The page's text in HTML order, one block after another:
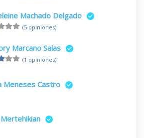
Machado Delgado
(5 opiniones)
Marcano Salas
(1 opiniones)
Meneses Castro